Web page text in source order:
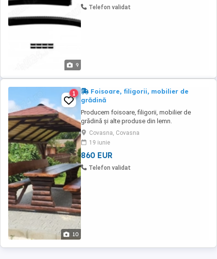
9
avem pe stoc ptr ...
Telefon validat
10
1
Foisoare, filigorii, mobilier de
grădină
Producem foisoare, filigorii, mobilier de
grădină și alte produse din lemn.
Covasna, Covasna
19 iunie
860 EUR
Telefon validat